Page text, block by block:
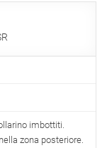
imbottiti.
zona posteriore.